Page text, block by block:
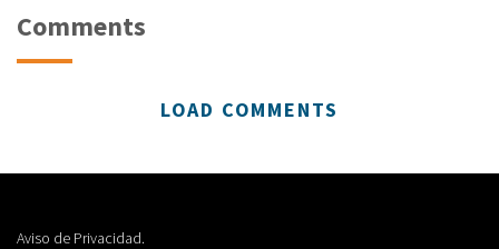
Comments
LOAD COMMENTS
Aviso de Privacidad.